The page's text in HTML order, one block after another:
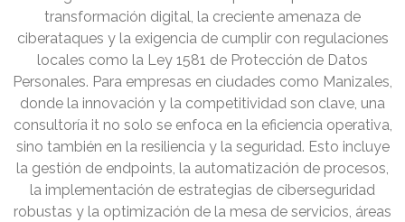
transformación digital, la creciente amenaza de
ciberataques y la exigencia de cumplir con regulaciones
locales como la Ley 1581 de Protección de Datos
Personales. Para empresas en ciudades como Manizales,
donde la innovación y la competitividad son clave, una
consultoría it no solo se enfoca en la eficiencia operativa,
sino también en la resiliencia y la seguridad. Esto incluye
la gestión de endpoints, la automatización de procesos,
la implementación de estrategias de ciberseguridad
robustas y la optimización de la mesa de servicios, áreas